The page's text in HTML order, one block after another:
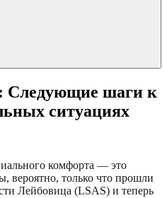
Следующие шаги к
ситуациях
комфорта — это
вероятно, только что прошли
Лейбовица (LSAS) и теперь